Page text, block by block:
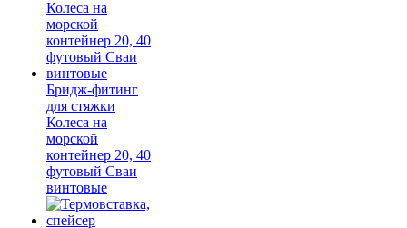
Бридж-фитинг
для стяжки
Колеса на
морской
контейнер 20, 40
футовый Сваи
винтовые